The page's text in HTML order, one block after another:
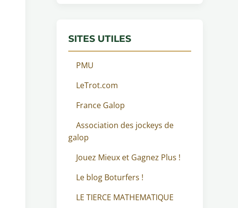
SITES UTILES
PMU
LeTrot.com
France Galop
Association des jockeys de
galop
Jouez Mieux et Gagnez Plus !
Le blog Boturfers !
LE TIERCE MATHEMATIQUE